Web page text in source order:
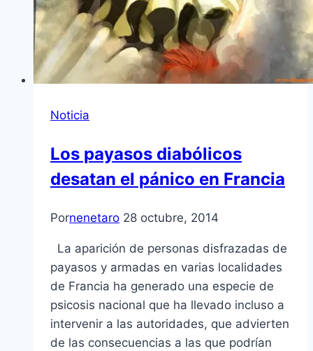
Noticia
Los payasos diabólicos
desatan el pánico en Francia
Pornenetaro 28 octubre, 2014
La aparición de personas disfrazadas de
payasos y armadas en varias localidades
de Francia ha generado una especie de
psicosis nacional que ha llevado incluso a
intervenir a las autoridades, que advierten
de las consecuencias a las que podrían